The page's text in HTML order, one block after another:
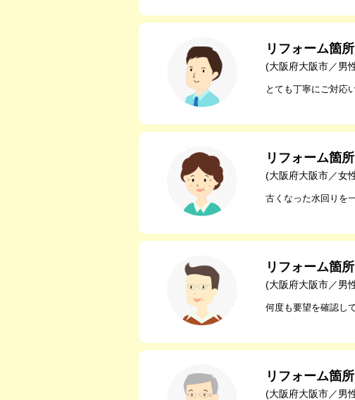
リフォーム箇所
(大阪府大阪市／男
とても丁寧にご対応
リフォーム箇所
(大阪府大阪市／女
古くなった水回りを
リフォーム箇所
(大阪府大阪市／男
何度も要望を確認し
リフォーム箇所
(大阪府大阪市／男